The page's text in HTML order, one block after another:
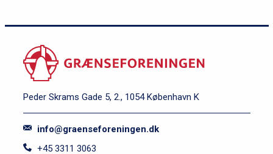
Peder Skrams Gade 5, 2., 1054 København K
info@graenseforeningen.dk
+45 3311 3063